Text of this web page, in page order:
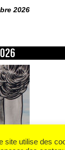
2026
site utilise des